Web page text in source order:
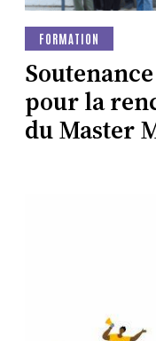
FORMATION
pour la
du Master